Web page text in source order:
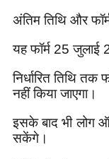
अंतिम तिथि और
यह फॉर्म 25 जुलाई
निर्धारित तिथि तक
नहीं किया जाएगा।
इसके बाद भी लोग
सकेंगे।